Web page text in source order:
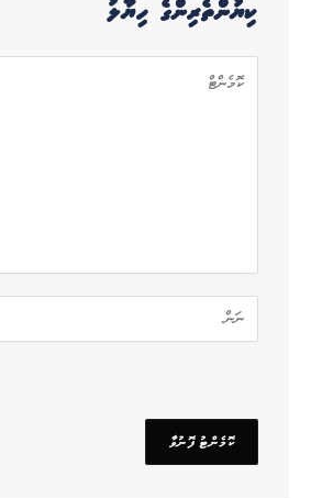
ކިޔުންތެރިންގެ ހިޔާލު